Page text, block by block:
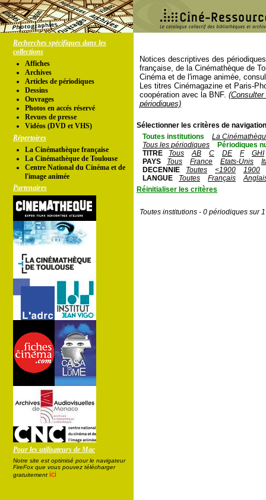
Recherches spécifiques dans les
collections
Affiches
Archives
Articles de périodiques
Dessins
Ouvrages
Photos en accés réservé
Revues de presse
Vidéos (DVD et VHS)
Répertoires
La Cinémathèque française
La Cinémathèque de Toulouse
Centre National du Cinéma et de
l'image animée
Partenaires
Pour les utilisateurs de Mac
Notre site est optimisé pour le navigateur
FireFox que vous pouvez télécharger
gratuitement ici
Notices descriptives des
française, de la Cinémathèque de
Cinéma et de l'image animée,
Les titres Cinémagazine et Paris-
coopération avec la BNF.
périodiques)
Sélectionner les critères de
Toutes institutions
La
Tous les périodiques
Périodiques
TITRE
Tous AB C DE F
GHI
PAYS
Tous France Etats-Unis
DECENNIE
Toutes <1900
1900
LANGUE
Toutes Français
Réinitialiser les critères
Toutes institutions - 0 périodiques sur